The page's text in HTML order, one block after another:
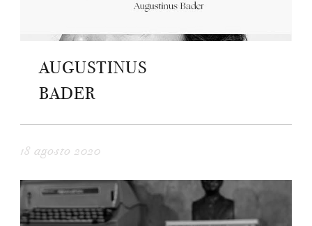
AUGUSTINUS
BADER
18 agosto 2020